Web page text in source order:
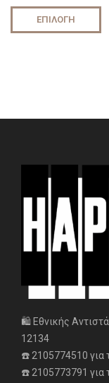
ΕΠΙΛΟΓΉ
🛍️ Εθνικής
12134
☎️ 2105774510 για
☎️ 2105773791 για